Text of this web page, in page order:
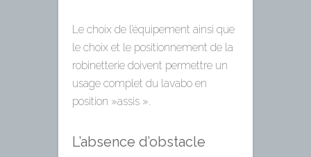
Le choix de l’équipement ainsi que
le choix et le positionnement de la
robinetterie doivent permettre un
usage complet du lavabo en
position »assis ».
L’absence d’obstacle